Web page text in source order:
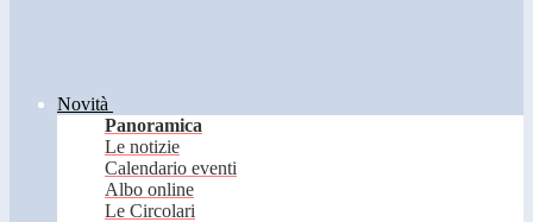
Novità
Panoramica
Le notizie
Calendario eventi
Albo online
Le Circolari